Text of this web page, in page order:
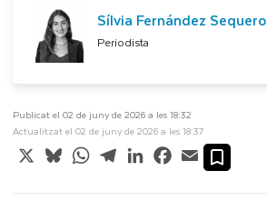
Sílvia Fernández Sequero
Periodista
Publicat el 02 de juny de 2026 a les 18:32
Actualitzat el 02 de juny de 2026 a les 18:37
X BlueskyWhatsApp
TelegramLinkedInFacebook
Email